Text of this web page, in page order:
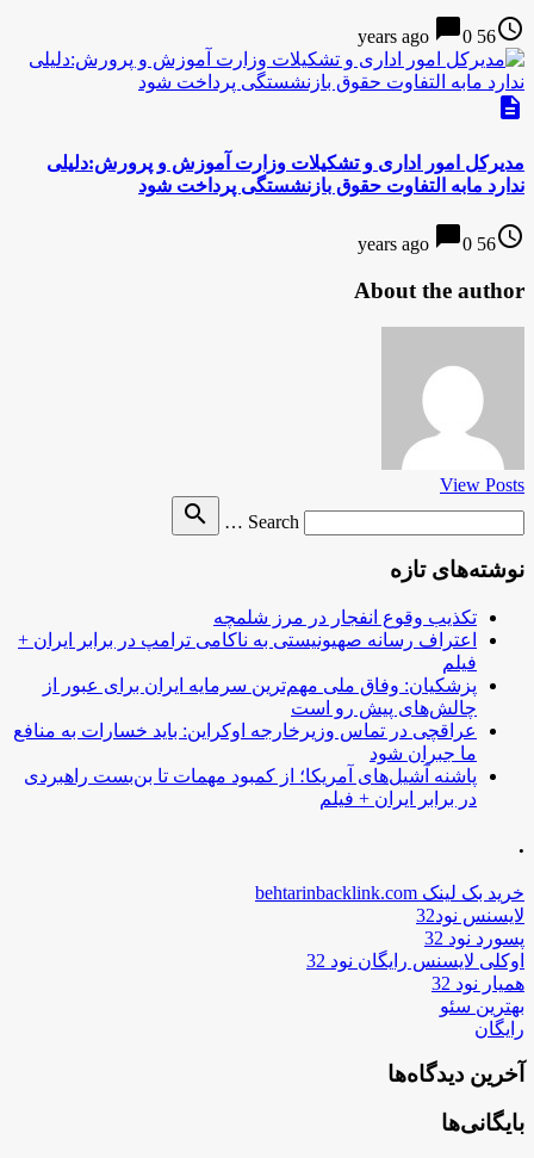
access_time
56 years ago
chat_bubble0
description
مدیرکل امور اداری و تشکیلات وزارت آموزش و پرورش:دلیلی
ندارد مابه التفاوت حقوق بازنشستگی پرداخت شود
access_time
56 years ago
chat_bubble0
About the author
View Posts
Search …
search
نوشته‌های تازه
تکذیب وقوع انفجار در مرز شلمچه
اعتراف رسانه صهیونیستی به ناکامی ترامپ در برابر ایران +
فیلم
پزشکیان: وفاق ملی مهم‌ترین سرمایه ایران برای عبور از
چالش‌های پیش رو است
عراقچی در تماس وزیرخارجه اوکراین: باید خسارات به منافع
ما جبران شود
پاشنه آشیل‌های آمریکا؛ از کمبود مهمات تا بن‌بست راهبردی
در برابر ایران + فیلم
.
خرید بک لینک behtarinbacklink.com
لایسنس نود32
پسورد نود 32
اوکلی لایسنس رایگان نود 32
همیار نود 32
بهترین سئو
رایگان
آخرین دیدگاه‌ها
بایگانی‌ها